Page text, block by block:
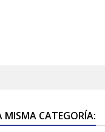
MISMA CATEGORÍA: